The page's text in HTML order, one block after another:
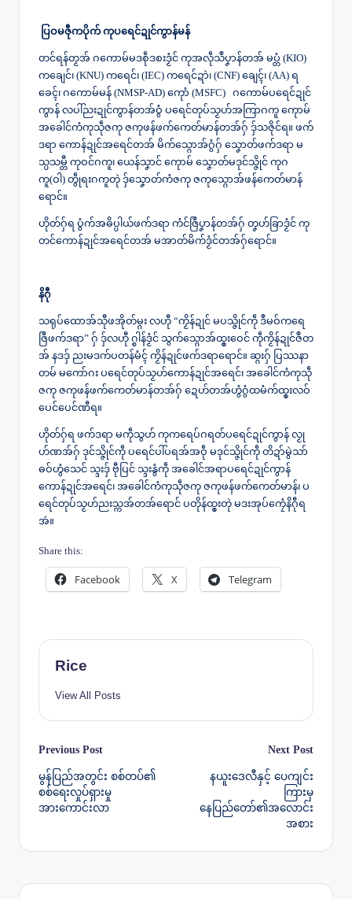
ပြဝမဇီုကပိုက် ကုပရေင်ဍုင်ကွာန်မန်
တင်ရန်တၟအ် ဂကောမ်မဒစဵုဒစးဒၟံင် ကုအလဵုသဳပၞာန်တအ် မပ္တံ (KIO)
ကချေင်၊ (KNU) ကရေင်၊ (IEC) ကရေင်ဍာဲ၊ (CNF) ချေၚ်၊ (AA) ရ
ခေၚ်၊ ဂကောမ်မန် (NMSP-AD) ကေုာံ (MSFC) ဂကောမ်ပရေင်ဍုင်
ကွာန် လပါ်ညးဍုင်ကွာန်တအ်ဝွံ ပရေင်တုပ်သၟဟ်အကြာဂကူ ကေုာမ်
အခေါင်ကံကုသဵုဇကု ဇကုဖန်ဖက်ကေတ်မာန်တအ်ဂှ် ဒှ်သဇိုင်ရ။ ဖက်
ဒရာ ကောန်ဍုင်အရေင်တအ် မိက်သ္ဂောအ်ဂွံဂှ် သၞောတ်ဖက်ဒရာ မ
သ္ပသမ္တီ ကုဝင်ဂကူ၊ ယေန်သၞာင် ကေုာမ် သၞောတ်မဒုင်သ္ဇိုင် ကုဂ
ကူ(ဝါ) တွဵုရးဂကူတုဲ ဒှ်သၞောတ်ကံဇကု ဇကုသ္ဂောအ်ဖန်ကေတ်မာန်
ရောင်။
ဟိုတ်ဂှ်ရ ပွံက်အဓိပ္ပါယ်ဖက်ဒရာ ကံင်ဇြဳပၞာန်တအ်ဂှ် တၞဟ်ခြာဒၟံင် ကု
တင်ကောန်ဍုင်အရေင်တအ် မအာတ်မိက်ဒၟံင်တအ်ဂှ်ရောင်။
နိဂီု
သရုပ်ထောအ်သီုဖအိုတ်မ္ဂး လဟီု “ကၟိန်ဍုင် မပသ္ဇိုင်ကဵု ဒဳမဝ်ကရေ
ဇြဳဖက်ဒရာ” ဂှ် ဒှ်လဟီု ဂ္စါန်ဒၟံင် သွက်သ္ဂောအ်ထ္ၜးဝေင် ကဵုကၟိန်ဍုင်ဇဳတ
အ် နဒဒှ် ညးမဒက်ပတန်မံၚ် ကၟိန်ဍုင်ဖက်ဒရာရောင်။ ဆ္ဂးဂှ် ပြဿနာ
တမ် မကော်ဂး ပရေင်တုပ်သၟဟ်ကောန်ဍုင်အရေင်၊ အခေါင်ကံကုသဵု
ဇကု ဇကုဖန်ဖက်ကေတ်မာန်တအ်ဂှ် ဍေဟ်တအ်ဟွံဂွံထမံက်ထ္ၜးလဝ်
ပေင်ပေင်ဏီရ။
ဟိုတ်ဂှ်ရ ဖက်ဒရာ မကဵုသွဟ် ကုကရေပ်ဂရတ်ပရေင်ဍုင်ကွာန် လၟု
ဟ်ဏအ်ဂှ် ဒုင်သ္ဇိုင်ကဵု ပရေင်ပါ်ပရအ်အဝဵု မဒုင်သ္ဇိုင်ကဵု တိဍာ်မွဲသာ်
ဓဝ်ဟွံသေင် သ္ဒးဒှ် ဗီုပြင် သ္ဒးနွံကဵု အခေါင်အရာပရေင်ဍုင်ကွာန်
ကောန်ဍုင်အရေင်၊ အခေါင်ကံကုသဵုဇကု ဇကုဖန်ဖက်ကေတ်မာန်၊ ပ
ရေင်တုပ်သၟဟ်ညးသ္ကအ်တအ်ရောင် ပတိုန်ထ္ၜးတုဲ မဒးအုပ်ကၠေံနိဂီုရ
အဴ။
Share this:
Facebook X Telegram
Rice
View All Posts
Post
navigation
Previous Post
မွန်ပြည်အတွင်း စစ်တပ်၏
စစ်ရေးလှုပ်ရှားမှု
အားကောင်းလာ
Next Post
နယူးဒေလီနှင့် ပေကျင်း
ကြားမှ
နေပြည်တော်၏အလောင်း
အစား